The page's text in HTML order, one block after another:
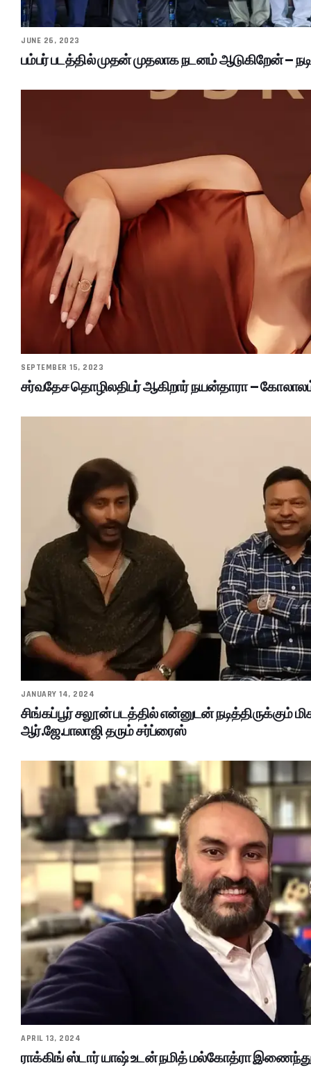
JUNE 26, 2023
பம்பர் படத்தில் முதன் முதலாக நடனம் ஆடுகிறேன் –
SEPTEMBER 15, 2023
சர்வதேச தொழிலதிபர் ஆகிறார் நயன்தாரா –
JANUARY 14, 2024
சிங்கப்பூர் சலூன் படத்தில் என்னுடன் நடித்திருக்கும்
ஆர்.ஜே.பாலாஜி தரும் சர்ப்ரைஸ்
APRIL 13, 2024
ராக்கிங் ஸ்டார் யாஷ் உடன் நமித் மல்கோத்ரா